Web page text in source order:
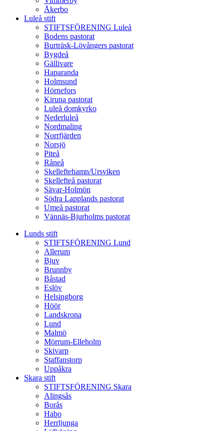
Åkerbo
Luleå stift
STIFTSFÖRENING Luleå
Bodens pastorat
Burträsk-Lövångers pastorat
Bygdeå
Gällivare
Haparanda
Holmsund
Hörnefors
Kiruna pastorat
Luleå domkyrko
Nederluleå
Nordmaling
Norrfjärden
Norsjö
Piteå
Råneå
Skelleftehamn/Ursviken
Skellefteå pastorat
Sävar-Holmön
Södra Lapplands pastorat
Umeå pastorat
Vännäs-Bjurholms pastorat
Lunds stift
STIFTSFÖRENING Lund
Allerum
Bjuv
Brunnby
Båstad
Eslöv
Helsingborg
Höör
Landskrona
Lund
Malmö
Mörrum-Elleholm
Skivarp
Staffanstorp
Uppåkra
Skara stift
STIFTSFÖRENING Skara
Alingsås
Borås
Habo
Herrljunga